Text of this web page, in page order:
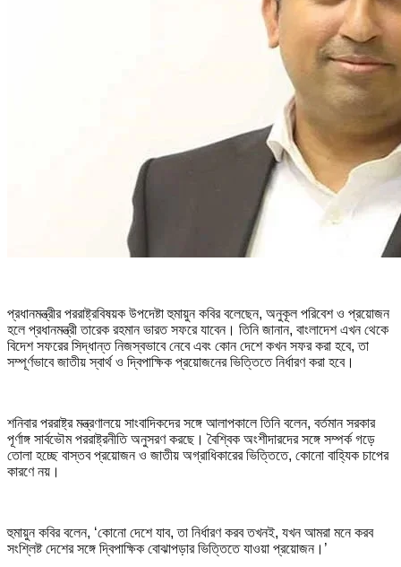
প্রধানমন্ত্রীর পররাষ্ট্রবিষয়ক উপদেষ্টা হুমায়ুন কবির বলেছেন, অনুকূল পরিবেশ ও প্রয়োজন
হলে প্রধানমন্ত্রী তারেক রহমান ভারত সফরে যাবেন। তিনি জানান, বাংলাদেশ এখন থেকে
বিদেশ সফরের সিদ্ধান্ত নিজস্বভাবে নেবে এবং কোন দেশে কখন সফর করা হবে, তা
সম্পূর্ণভাবে জাতীয় স্বার্থ ও দ্বিপাক্ষিক প্রয়োজনের ভিত্তিতে নির্ধারণ করা হবে।
শনিবার পররাষ্ট্র মন্ত্রণালয়ে সাংবাদিকদের সঙ্গে আলাপকালে তিনি বলেন, বর্তমান সরকার
পূর্ণাঙ্গ সার্বভৌম পররাষ্ট্রনীতি অনুসরণ করছে। বৈশ্বিক অংশীদারদের সঙ্গে সম্পর্ক গড়ে
তোলা হচ্ছে বাস্তব প্রয়োজন ও জাতীয় অগ্রাধিকারের ভিত্তিতে, কোনো বাহ্যিক চাপের
কারণে নয়।
হুমায়ুন কবির বলেন, ‘কোনো দেশে যাব, তা নির্ধারণ করব তখনই, যখন আমরা মনে করব
সংশ্লিষ্ট দেশের সঙ্গে দ্বিপাক্ষিক বোঝাপড়ার ভিত্তিতে যাওয়া প্রয়োজন।’